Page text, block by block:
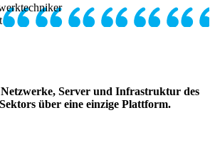
Server und Infrastruktur des
über eine einzige Plattform.